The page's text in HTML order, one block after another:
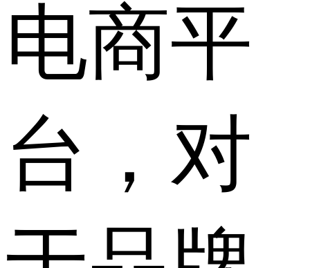
电商平
台，对